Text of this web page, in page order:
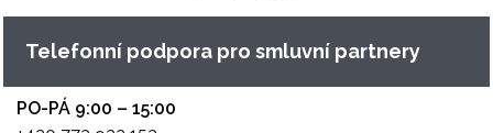
Telefonní podpora pro smluvní partnery
PO-PÁ 9:00 – 15:00